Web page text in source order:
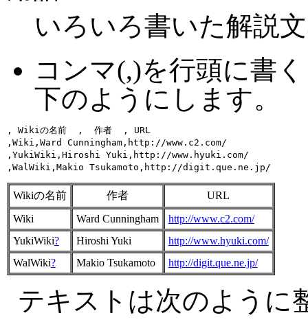
いろいろ書いた解説
コンマ(,)を行頭に書
下のようにします。
, Wikiの名前  ,  作者  , URL
,Wiki,Ward Cunningham,http://www.c2.com/
,YukiWiki,Hiroshi Yuki,http://www.hyuki.com/
Wikiの名前 作者
URL
Wiki
Ward Cunningham
http://www.c2.com/
YukiWiki? Hiroshi Yuki
http://www.hyuki.com/
WalWiki? Makio Tsukamoto http://digit.que.ne.jp/
テキストは次のように